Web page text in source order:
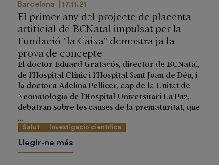
Barcelona 17.11.21
El primer any del projecte de placenta
artificial de BCNatal impulsat per la
Fundació ”la Caixa” demostra ja la
prova de concepte
El doctor Eduard Gratacós, director de BCNatal,
de l’Hospital Clínic i l’Hospital Sant Joan de Déu, i
la doctora Adelina Pellicer, cap de la Unitat de
Neonatologia de l’Hospital Universitari La Paz,
debatran sobre les causes de la prematuritat, que
...
Salut Investigacio científica
Llegir-ne més